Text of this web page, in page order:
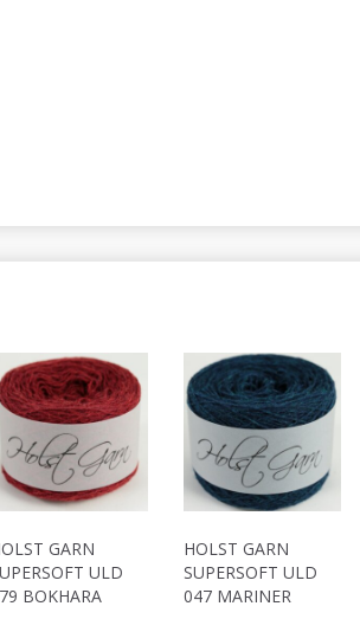
GARN
ULD
BOKHARA
HOLST GARN
SUPERSOFT ULD
047 MARINER